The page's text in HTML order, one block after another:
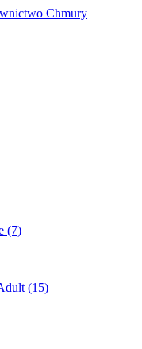
(7)
(15)